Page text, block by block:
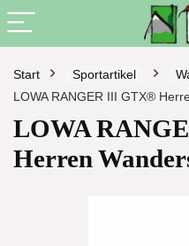
Start Sportartikel
LOWA RANGER III GTX®
LOWA
Herren